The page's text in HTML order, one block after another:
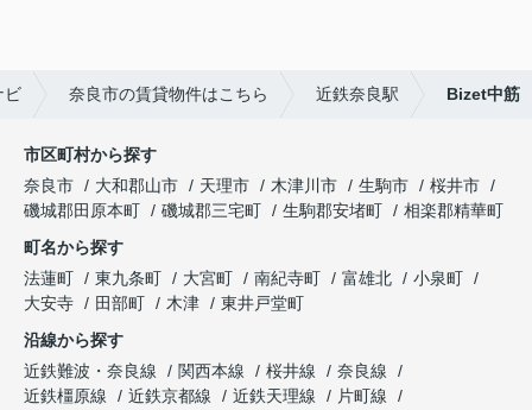
ビ 奈良市の賃貸物件はこちら 近鉄奈良駅 Bizet中筋
市区町村から探す
奈良市
大和郡山市 天理市 木津川市 生駒市
桜井市
磯城郡田原本町
磯城郡三宅町 生駒郡安堵町
相楽郡精華町
町名から探す
法蓮町
東九条町 大宮町 南紀寺町 富雄北
小泉町
大安寺
田部町 木津
東井戸堂町
沿線から探す
近鉄難波・奈良線
関西本線 桜井線
奈良線
近鉄橿原線
近鉄京都線 近鉄天理線
片町線